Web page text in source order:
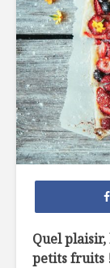
Quel
petits fruits